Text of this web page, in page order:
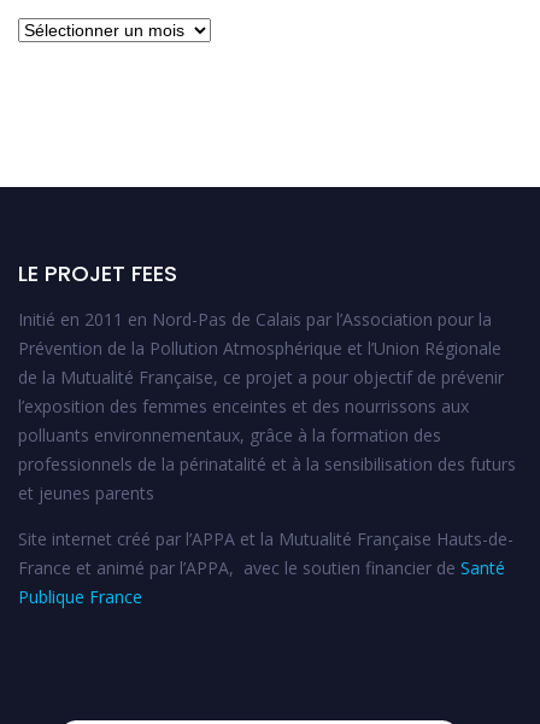
Archives
LE PROJET FEES
Initié en 2011 en Nord-Pas de Calais par l’Association pour la
Prévention de la Pollution Atmosphérique et l’Union Régionale
de la Mutualité Française, ce projet a pour objectif de prévenir
l’exposition des femmes enceintes et des nourrissons aux
polluants environnementaux, grâce à la formation des
professionnels de la périnatalité et à la sensibilisation des futurs
et jeunes parents
Site internet créé par l’APPA et la Mutualité Française Hauts-de-
France et animé par l’APPA, avec le soutien financier de Santé
Publique France